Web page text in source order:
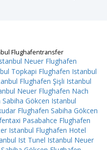
Flughafentransfer
Neuer Flughafen
Topkapi Flughafen Istanbul
Flughafen Şişli Istanbul
Neuer Flughafen Nach
Sabiha Gökcen Istanbul
Flughafen Sabiha Gökcen
Pasabahce Flughafen
Istanbul Flughafen Hotel
Ist Tunel Istanbul Neuer